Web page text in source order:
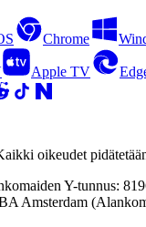
Chrome
Apple TV
oikeudet
Y-tunnus:
Amsterdam